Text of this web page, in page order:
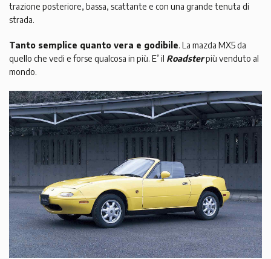
trazione posteriore, bassa, scattante e con una grande tenuta di
strada.
Tanto semplice quanto vera e godibile. La mazda MX5 da
quello che vedi e forse qualcosa in più. E’ il Roadsterpiù venduto al
mondo.